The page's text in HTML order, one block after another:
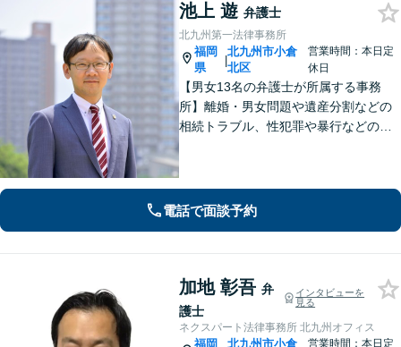
池上 遊 弁護士
北九州第一法律事務所
福岡
県
|
北九州市小倉
北区
営業時間：本日定
休日
【男女13名の弁護士が所属する事務
所】離婚・男女問題や遺産分割などの
相続トラブル、性犯罪や暴行などの刑
します【土日祝・当日対応可】
電話で面談予約
加地 彰吾 弁
護士
インタビューを
見る
ネクスパート法律事務所 北九州オフィス
福岡
北九州市小倉
営業時間：本日定